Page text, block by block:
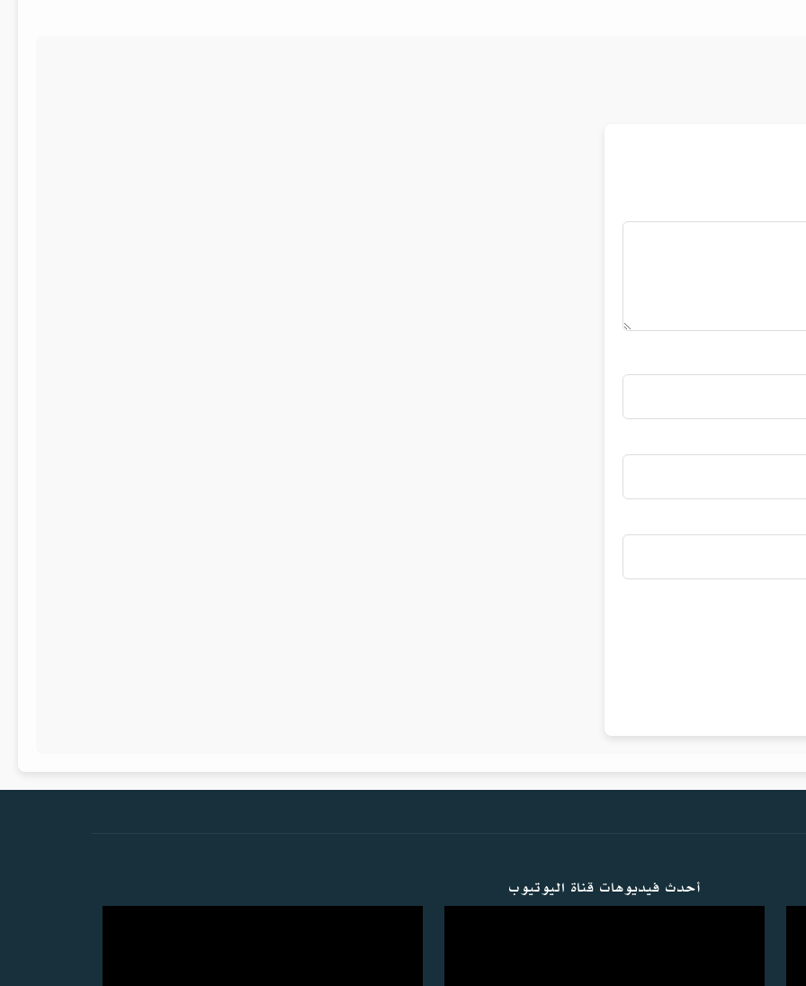
أحدث فيديوهات قناة اليوتيوب